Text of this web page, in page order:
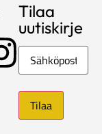
Tilaa
uutiskirje
Sähköposti